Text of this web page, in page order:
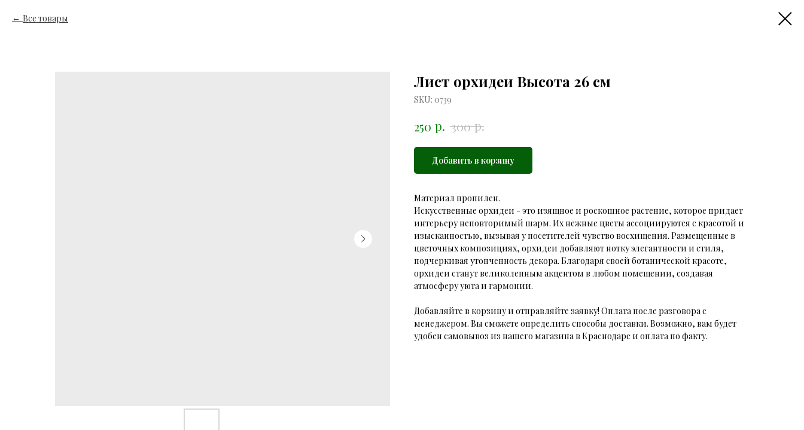
Все товары
Лист орхидеи Высота 26 см
SKU: 0739
250 р. 300 р.
Добавить в корзину
Материал пропилен.
Искусственные орхидеи - это изящное и роскошное растение, которое придает
интерьеру неповторимый шарм. Их нежные цветы ассоциируются с красотой и
изысканностью, вызывая у посетителей чувство восхищения. Размещенные в
цветочных композициях, орхидеи добавляют нотку элегантности и стиля,
подчеркивая утонченность декора. Благодаря своей ботанической красоте,
орхидеи станут великолепным акцентом в любом помещении, создавая
атмосферу уюта и гармонии.
Добавляйте в корзину и отправляйте заявку! Оплата после разговора с
менеджером. Вы сможете определить способы доставки. Возможно, вам будет
удобен самовывоз из нашего магазина в Краснодаре и оплата по факту.